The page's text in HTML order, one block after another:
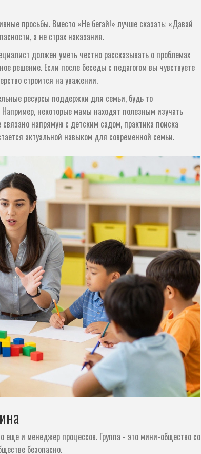
просьбы. Вместо «Не бегай!» лучше сказать: «Давай
а не страх наказания.
должен уметь честно рассказывать о проблемах
решение. Если после беседы с педагогом вы чувствуете
строится на уважении.
ресурсы поддержки для семьи, будь то
некоторые мамы находят полезным изучать
связано напрямую с детским садом, практика поиска
актуальной навыком для современной семьи.
еще и менеджер процессов. Группа - это мини-общество со
безопасно.